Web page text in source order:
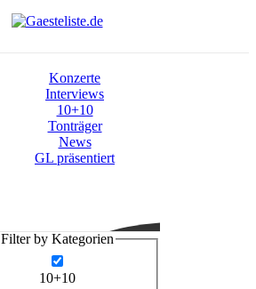
Konzerte
Interviews
10+10
Tonträger
News
GL präsentiert
Filter by Kategorien
10+10